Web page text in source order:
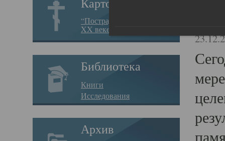
Картотека
“Пострадавшие за веру в
XX веке на Севере”
Библиотека
Книги
Исследования
Архив